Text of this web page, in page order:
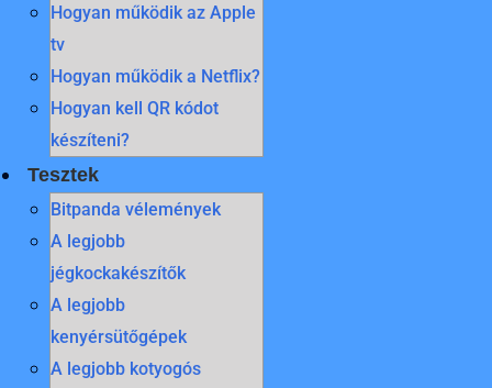
Hogyan működik az Apple
tv
Hogyan működik a Netflix?
Hogyan kell QR kódot
készíteni?
Tesztek
Bitpanda vélemények
A legjobb
jégkockakészítők
A legjobb
kenyérsütőgépek
A legjobb kotyogós